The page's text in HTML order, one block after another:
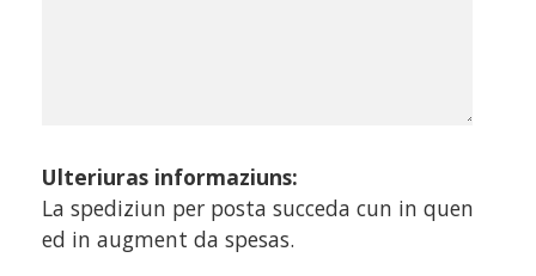
Ulteriuras informaziuns:
La spediziun per posta succeda cun in quen
ed in augment da spesas.